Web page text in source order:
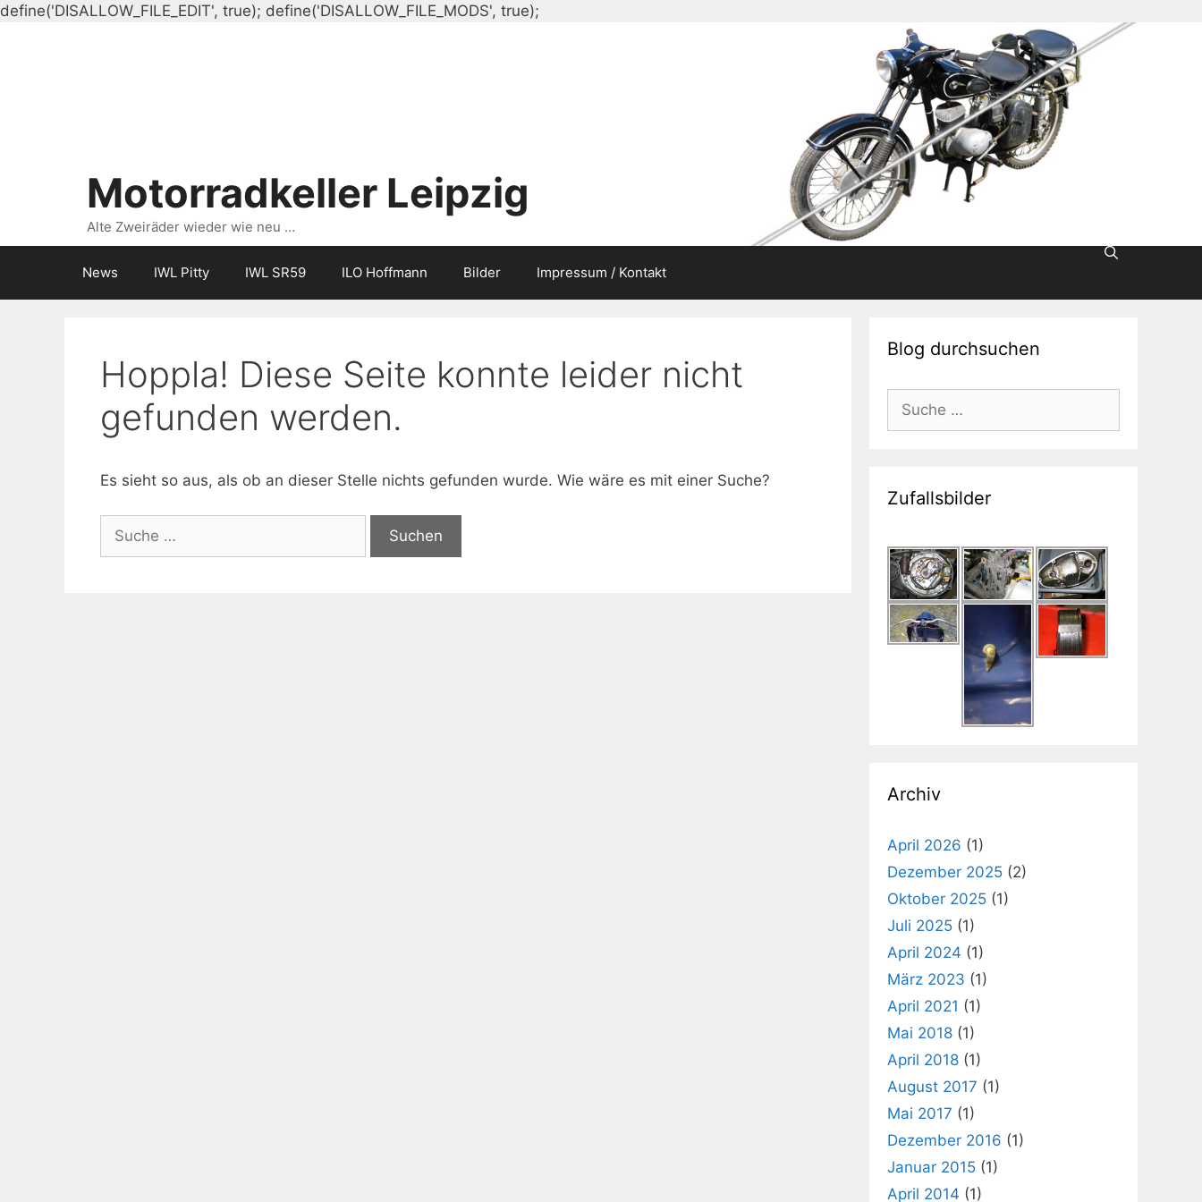
define('DISALLOW_FILE_EDIT', true); define('DISALLOW_FILE_MODS', true);
Motorradkeller Leipzig
Alte Zweiräder wieder wie neu …
News IWL Pitty IWL SR59 ILO Hoffmann Bilder Impressum / Kontakt
Hoppla! Diese Seite konnte leider nicht
gefunden werden.
Es sieht so aus, als ob an dieser Stelle nichts gefunden wurde. Wie wäre es mit einer Suche?
nach:
Blog durchsuchen
Suche
nach:
Zufallsbilder
Archiv
April 2026 (1)
Dezember 2025 (2)
Oktober 2025 (1)
Juli 2025 (1)
April 2024 (1)
März 2023 (1)
April 2021 (1)
Mai 2018 (1)
April 2018 (1)
August 2017 (1)
Mai 2017 (1)
Dezember 2016 (1)
Januar 2015 (1)
April 2014 (1)